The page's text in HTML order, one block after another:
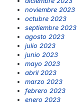
noviembre 2023
octubre 2023
septiembre 2023
agosto 2023
julio 2023
junio 2023
mayo 2023
abril 2023
marzo 2023
febrero 2023
enero 2023